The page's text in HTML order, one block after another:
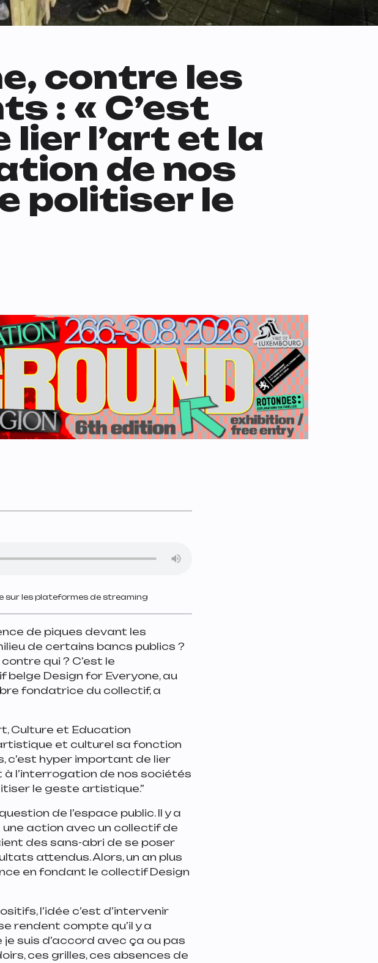
contre les
: « C’est
l’art et la
de nos
politiser le
sur les plateformes de streaming
de piques devant les
de certains bancs publics ?
qui ? C’est le
Design for Everyone, au
fondatrice du collectif, a
Culture et Education
et culturel sa fonction
c’est hyper important de lier
à l’interrogation de nos sociétés
le geste artistique.”
de l’espace public. Il y a
action avec un collectif de
des sans-abri de se poser
attendus. Alors, un an plus
en fondant le collectif Design
l’idée c’est d’intervenir
rendent compte qu’il y a
suis d’accord avec ça ou pas
ces grilles, ces absences de